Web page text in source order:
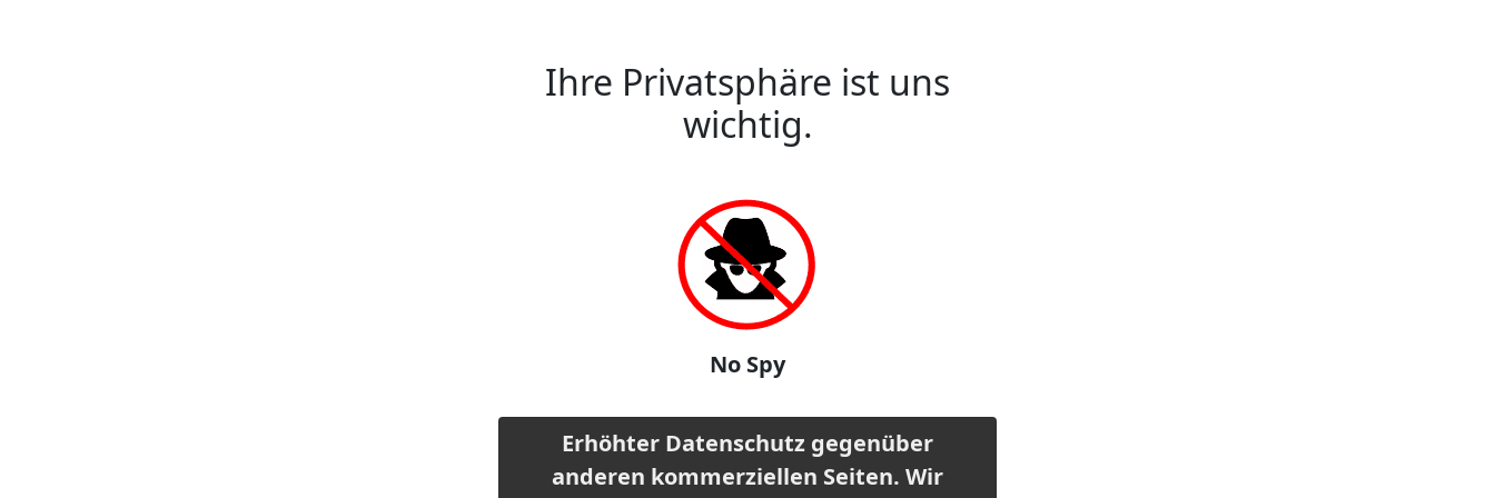
Ihre Privatsphäre ist uns
wichtig.
No Spy
Erhöhter Datenschutz gegenüber
anderen kommerziellen Seiten. Wir